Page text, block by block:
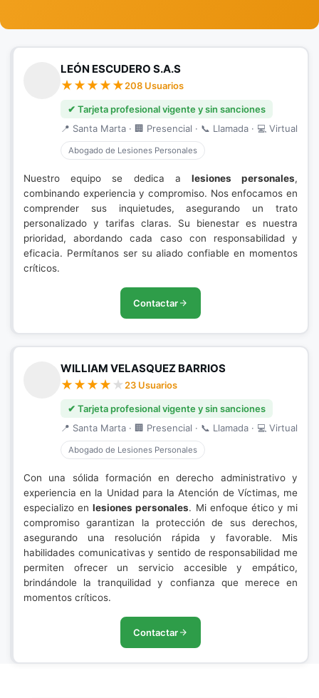
LEÓN ESCUDERO S.A.S
208 Usuarios
✔ Tarjeta profesional vigente y sin sanciones
📍 Santa Marta · 🏢 Presencial · 📞 Llamada · 💻 Virtual
Abogado de Lesiones Personales
Nuestro equipo se dedica a lesiones personales,
combinando experiencia y compromiso. Nos enfocamos en
comprender sus inquietudes, asegurando un trato
personalizado y tarifas claras. Su bienestar es nuestra
prioridad, abordando cada caso con responsabilidad y
eficacia. Permítanos ser su aliado confiable en momentos
críticos.
Contactar
WILLIAM VELASQUEZ BARRIOS
23 Usuarios
✔ Tarjeta profesional vigente y sin sanciones
📍 Santa Marta · 🏢 Presencial · 📞 Llamada · 💻 Virtual
Abogado de Lesiones Personales
Con una sólida formación en derecho administrativo y
experiencia en la Unidad para la Atención de Víctimas, me
especializo enlesiones personales. Mi enfoque ético y mi
compromiso garantizan la protección de sus derechos,
asegurando una resolución rápida y favorable. Mis
habilidades comunicativas y sentido de responsabilidad me
permiten ofrecer un servicio accesible y empático,
brindándole la tranquilidad y confianza que merece en
momentos críticos.
Contactar